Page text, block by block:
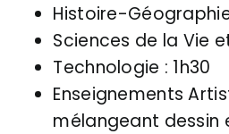
Histoire-
Sciences de la Vie
Technologie : 1h30
Enseignements
mélangeant dessin